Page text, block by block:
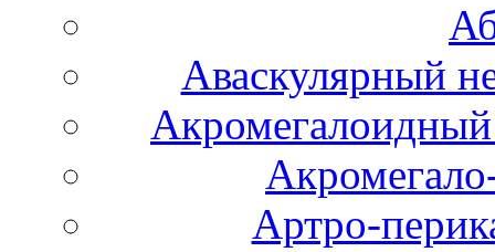
Аваскулярный
Акромегалоидный
Артро-